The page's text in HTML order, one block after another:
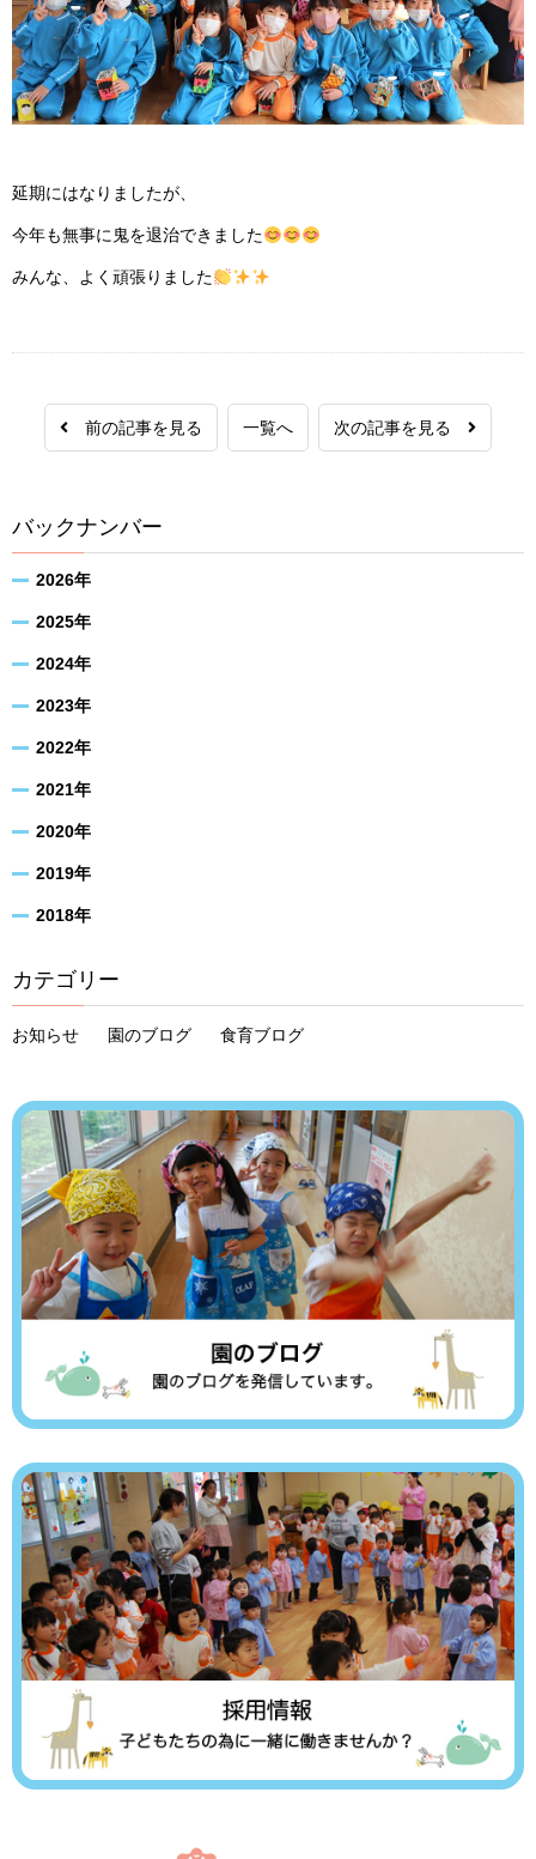
延期にはなりましたが、
今年も無事に鬼を退治できました
みんな、よく頑張りました
前の記事を見る 一覧へ 次の記事を見る
バックナンバー
2026年
2025年
2024年
2023年
2022年
2021年
2020年
2019年
2018年
カテゴリー
お知らせ 園のブログ 食育ブログ